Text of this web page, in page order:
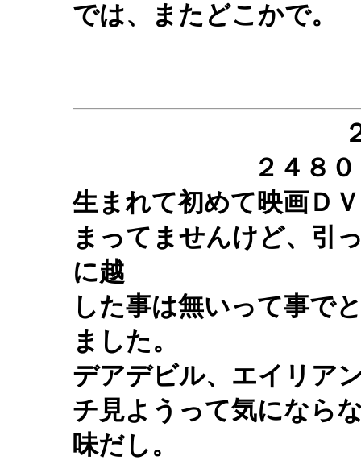
では、またどこかで。
２４８
生まれて初めて映画Ｄ
まってませんけど、引
に越
した事は無いって事で
ました。
デアデビル、エイリア
チ見ようって気になら
味だし。